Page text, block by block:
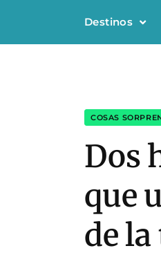
Destinos
COSAS
Dos
que
de